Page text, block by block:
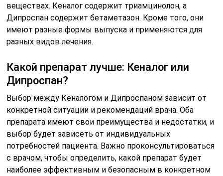
веществах. Кеналог содержит триамцинолон, а
Дипроспан содержит бетаметазон. Кроме того, они
имеют разные формы выпуска и применяются для
разных видов лечения.
Какой препарат лучше: Кеналог или
Дипроспан?
Выбор между Кеналогом и Дипроспаном зависит от
конкретной ситуации и рекомендаций врача. Оба
препарата имеют свои преимущества и недостатки, и
выбор будет зависеть от индивидуальных
потребностей пациента. Важно проконсультироваться
с врачом, чтобы определить, какой препарат будет
наиболее эффективным и безопасным в конкретном